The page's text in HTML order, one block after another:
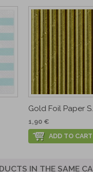
Gold Foil Paper
1,90 €
ADD TO CART
IN THE SAME